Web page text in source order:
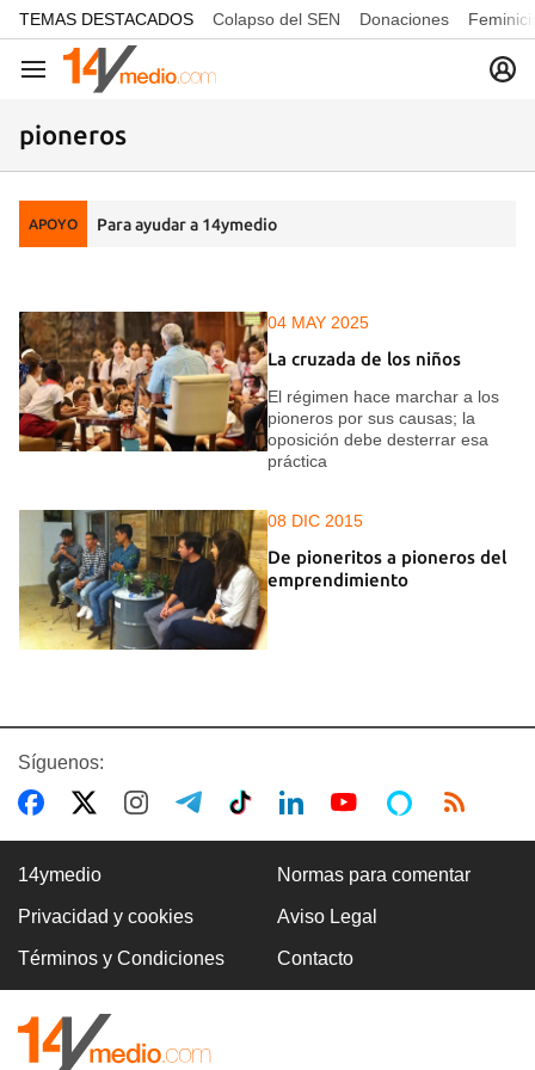
common.go-to-content
TEMAS DESTACADOS Colapso del SEN Donaciones
Navegación
pioneros
APOYO Para ayudar a 14ymedio
04 MAY 2025
La cruzada de los niños
El régimen hace marchar a los
pioneros por sus causas; la
oposición debe desterrar esa
práctica
08 DIC 2015
De pioneritos a pioneros del
emprendimiento
Síguenos:
14ymedio Normas para comentar
Privacidad y cookies Aviso Legal
Términos y Condiciones Contacto